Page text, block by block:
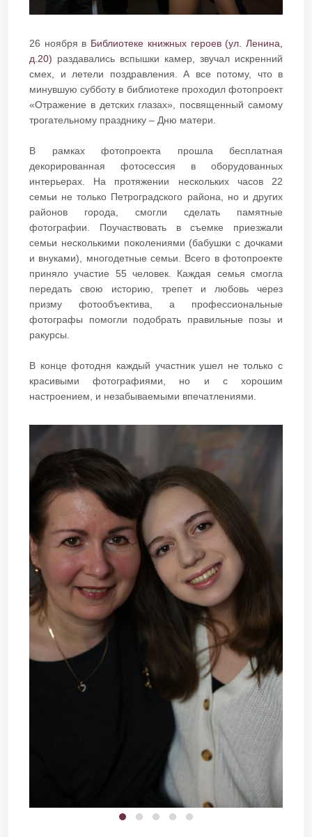
26 ноября в Библиотеке книжных героев (ул. Ленина,
д.20) раздавались вспышки камер, звучал искренний
смех, и летели поздравления. А все потому, что в
минувшую субботу в библиотеке проходил фотопроект
«Отражение в детских глазах», посвященный самому
трогательному празднику – Дню матери.
В рамках фотопроекта прошла бесплатная
декорированная фотосессия в оборудованных
интерьерах. На протяжении нескольких часов 22
семьи не только Петроградского района, но и других
районов города, смогли сделать памятные
фотографии. Поучаствовать в съемке приезжали
семьи несколькими поколениями (бабушки с дочками
и внуками), многодетные семьи. Всего в фотопроекте
приняло участие 55 человек. Каждая семья смогла
передать свою историю, трепет и любовь через
призму фотообъектива, а профессиональные
фотографы помогли подобрать правильные позы и
ракурсы.
В конце фотодня каждый участник ушел не только с
красивыми фотографиями, но и с хорошим
настроением, и незабываемыми впечатлениями.​​​​​​​